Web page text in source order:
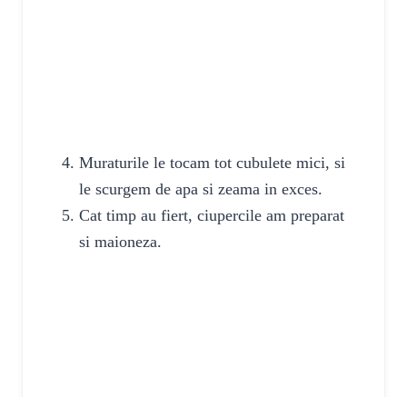
Muraturile le tocam tot cubulete mici, si
le scurgem de apa si zeama in exces.
Cat timp au fiert, ciupercile am preparat
si maioneza.